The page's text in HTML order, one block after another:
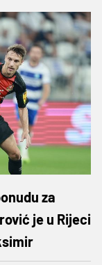
za
je u Rijeci